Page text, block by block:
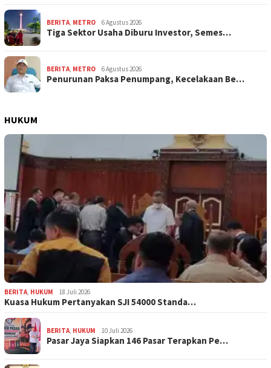
BERITA METRO 6 Agustus 2026
Tiga Sektor Usaha Diburu Investor, Semes…
BERITA METRO 6 Agustus 2026
Penurunan Paksa Penumpang, Kecelakaan Be…
HUKUM
BERITA HUKUM 18 Juli 2026
Kuasa Hukum Pertanyakan SJI 54000 Standa…
BERITA HUKUM 10 Juli 2026
Pasar Jaya Siapkan 146 Pasar Terapkan Pe…